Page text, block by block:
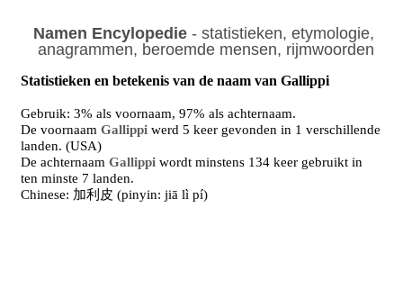
Namen Encylopedie- statistieken, etymologie,
anagrammen, beroemde mensen, rijmwoorden
Statistieken en betekenis van de naam van Gallippi
Gebruik: 3% als voornaam, 97% als achternaam.
De voornaamGallippi werd 5 keer gevonden in 1 verschillende
landen. (USA)
De achternaamGallippi wordt minstens 134 keer gebruikt in
ten minste 7 landen.
Chinese: 加利皮 (pinyin: jiā lì pí)